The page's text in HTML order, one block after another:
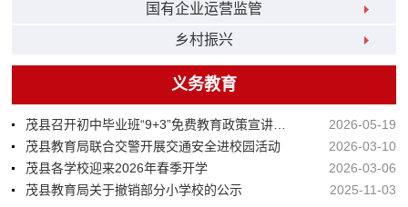
国有企业运营监管
乡村振兴
义务教育
2026-05-19
茂县教育局联合交警开展交通安全进校园活动
2026-03-10
茂县各学校迎来2026年春季开学
2026-03-06
茂县教育局关于撤销部分小学校的公示
2025-11-03